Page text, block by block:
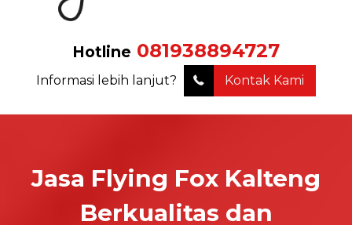
Hotline 081938894727
Informasi lebih lanjut? Kontak Kami
Jasa Flying Fox Kalteng
Berkualitas dan